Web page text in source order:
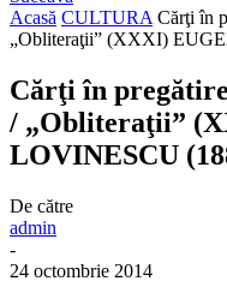
Acasă CULTURA Cărţi în
„Obliteraţii” (XXXI)
Cărţi în
/ „Obliteraţii”
LOVINESCU
De către
admin
-
24 octombrie 2014